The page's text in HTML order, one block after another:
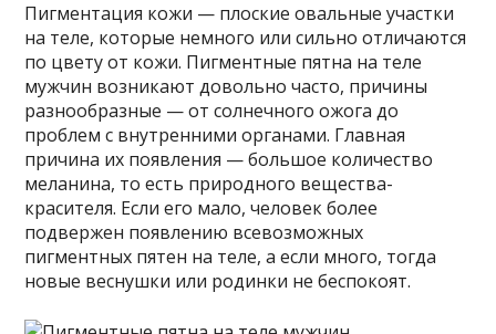
Пигментация кожи — плоские овальные участки
на теле, которые немного или сильно отличаются
по цвету от кожи. Пигментные пятна на теле
мужчин возникают довольно часто, причины
разнообразные — от солнечного ожога до
проблем с внутренними органами. Главная
причина их появления — большое количество
меланина, то есть природного вещества-
красителя. Если его мало, человек более
подвержен появлению всевозможных
пигментных пятен на теле, а если много, тогда
новые веснушки или родинки не беспокоят.